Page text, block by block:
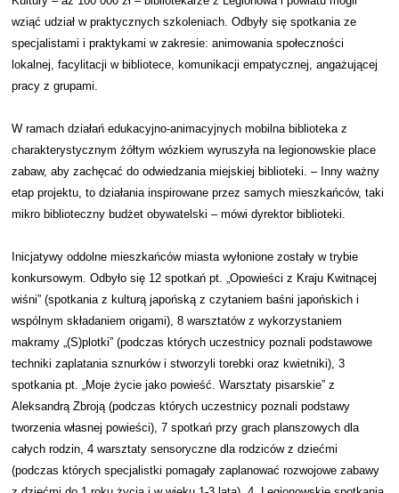
wziąć udział w praktycznych szkoleniach. Odbyły się spotkania ze
specjalistami i praktykami w zakresie: animowania społeczności
lokalnej, facylitacji w bibliotece, komunikacji empatycznej, angażującej
pracy z grupami.
W ramach działań edukacyjno-animacyjnych mobilna biblioteka z
charakterystycznym żółtym wózkiem wyruszyła na legionowskie place
zabaw, aby zachęcać do odwiedzania miejskiej biblioteki. – Inny ważny
etap projektu, to działania inspirowane przez samych mieszkańców, taki
mikro biblioteczny budżet obywatelski – mówi dyrektor biblioteki.
Inicjatywy oddolne mieszkańców miasta wyłonione zostały w trybie
konkursowym. Odbyło się 12 spotkań pt. „Opowieści z Kraju Kwitnącej
wiśni” (spotkania z kulturą japońską z czytaniem baśni japońskich i
wspólnym składaniem origami), 8 warsztatów z wykorzystaniem
makramy „(S)plotki” (podczas których uczestnicy poznali podstawowe
techniki zaplatania sznurków i stworzyli torebki oraz kwietniki), 3
spotkania pt. „Moje życie jako powieść. Warsztaty pisarskie” z
Aleksandrą Zbroją (podczas których uczestnicy poznali podstawy
tworzenia własnej powieści), 7 spotkań przy grach planszowych dla
całych rodzin, 4 warsztaty sensoryczne dla rodziców z dziećmi
(podczas których specjalistki pomagały zaplanować rozwojowe zabawy